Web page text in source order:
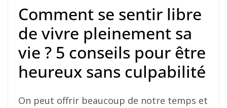
Comment se sentir libre
de vivre pleinement sa
vie ? 5 conseils pour être
heureux sans culpabilité
On peut offrir beaucoup de notre temps et